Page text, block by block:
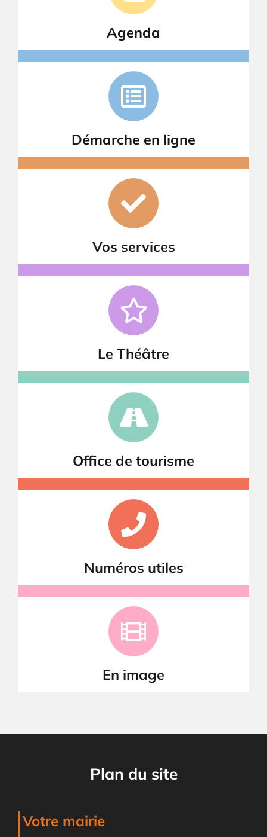
Agenda
Démarche en ligne
Vos services
Le Théâtre
Office de tourisme
Numéros utiles
En image
Plan du site
Votre mairie